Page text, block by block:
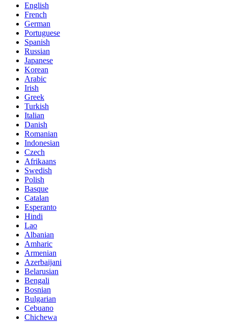
English
French
German
Portuguese
Spanish
Russian
Japanese
Korean
Arabic
Irish
Greek
Turkish
Italian
Danish
Romanian
Indonesian
Czech
Afrikaans
Swedish
Polish
Basque
Catalan
Esperanto
Hindi
Lao
Albanian
Amharic
Armenian
Azerbaijani
Belarusian
Bengali
Bosnian
Bulgarian
Cebuano
Chichewa